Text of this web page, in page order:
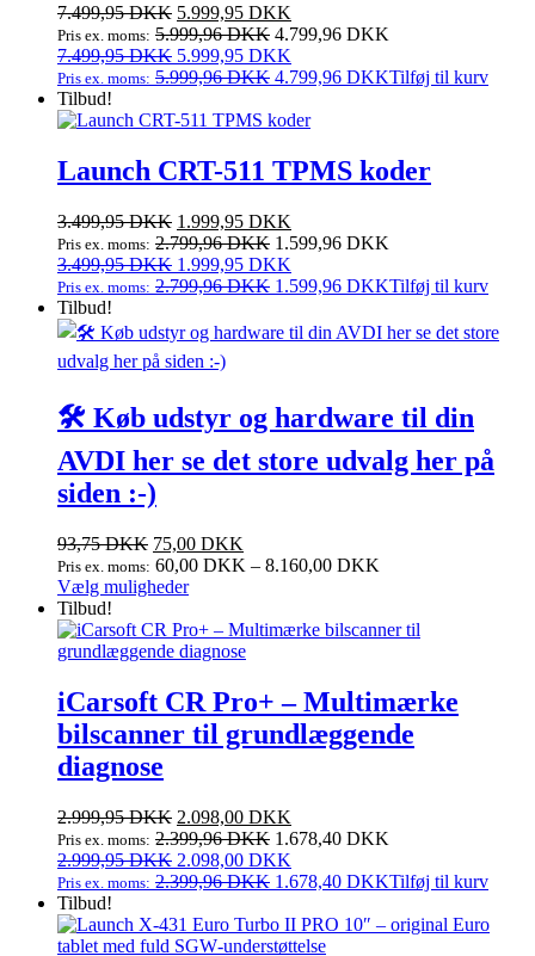
7.499,95DKK Den
oprindelige
pris
var:
5.999,95 DKK
aktuelle
er:
Pris ex. moms: 5.999,96DKK 4.799,96 DKK
7.499,95DKK Den
oprindelige
var:
5.999,95 DKK
aktuelle
er:
Pris ex. moms: 5.999,96DKK 4.799,96 DKKTilføj til kurv
Tilbud!
Launch CRT-511 TPMS koder
3.499,95DKK Den
oprindelige
pris
var:
1.999,95 DKK
aktuelle
er:
Pris ex. moms: 2.799,96DKK 1.599,96 DKK
3.499,95DKK Den
oprindelige
var:
3.499,95 DKK.
1.999,95 DKK
aktuelle
er:
Pris ex. moms: 2.799,96DKK 1.599,96 DKKTilføj til kurv
Tilbud!
🛠️ Køb udstyr og hardware til din
AVDI her se det store udvalg her på
siden :-)
93,75DKK 75,00 DKK
Pris ex. moms: 60,00 DKK – 8.160,00 DKK
Vælg mulighederDette
har
flere
Mulighederne
kan
vælges
Tilbud!
iCarsoft CR Pro+ – Multimærke
bilscanner til grundlæggende
diagnose
2.999,95DKK Den
oprindelige
pris
var:
2.098,00 DKK
aktuelle
er:
Pris ex. moms: 2.399,96DKK 1.678,40 DKK
2.999,95DKK Den
oprindelige
var:
2.999,95 DKK.
2.098,00 DKK
aktuelle
er:
2.098,00 DKK.
Pris ex. moms: 2.399,96DKK 1.678,40 DKKTilføj til kurv
Tilbud!